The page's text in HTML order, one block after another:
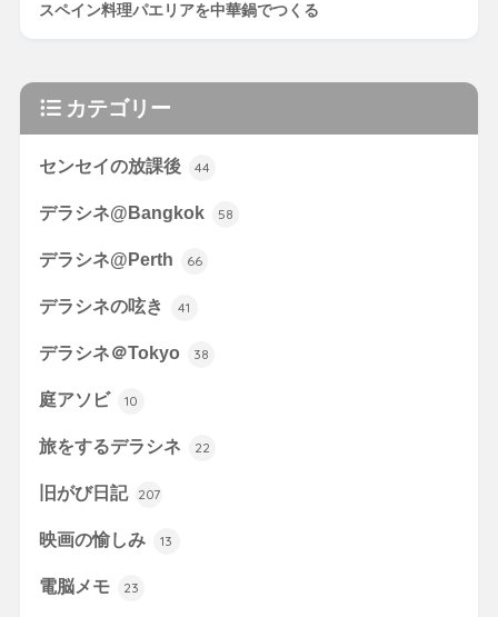
スペイン料理パエリアを中華鍋でつくる
カテゴリー
センセイの放課後 44
デラシネ@Bangkok 58
デラシネ@Perth 66
デラシネの呟き 41
デラシネ＠Tokyo 38
庭アソビ 10
旅をするデラシネ 22
旧がび日記 207
映画の愉しみ 13
電脳メモ 23